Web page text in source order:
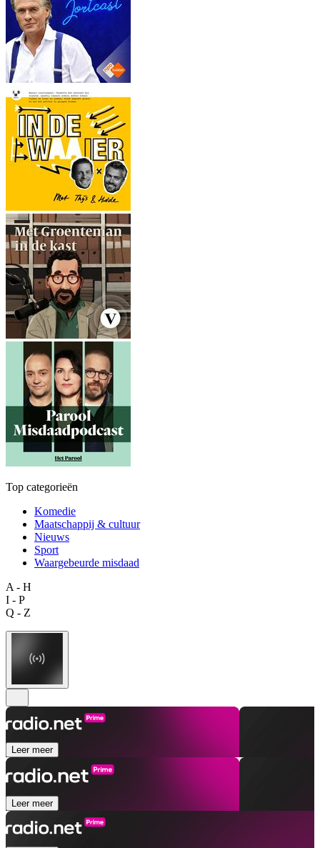
Top categorieën
Komedie
Maatschappij & cultuur
Nieuws
Sport
Waargebeurde misdaad
A - H
I - P
Q - Z
Leer meer
Leer meer